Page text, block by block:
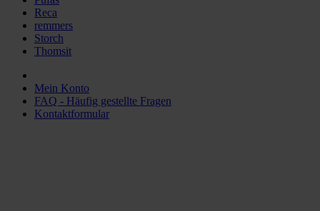
Reca
remmers
Storch
Thomsit
Mein Konto
FAQ - Häufig gestellte Fragen
Kontaktformular